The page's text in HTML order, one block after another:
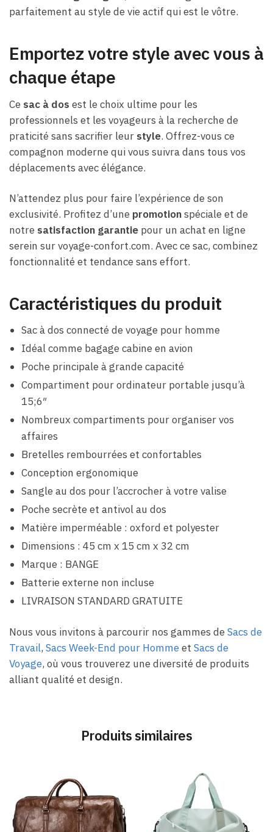
parfaitement au style de vie actif qui est le vôtre.
Emportez votre style avec vous à
chaque étape
Ce sac à dos est le choix ultime pour les
professionnels et les voyageurs à la recherche de
praticité sans sacrifier leur style. Offrez-vous ce
compagnon moderne qui vous suivra dans tous vos
déplacements avec élégance.
N’attendez plus pour faire l’expérience de son
exclusivité. Profitez d’une promotionspéciale et de
notre satisfaction garantie pour un achat en ligne
serein sur voyage-confort.com. Avec ce sac, combinez
fonctionnalité et tendance sans effort.
Caractéristiques du produit
Sac à dos connecté de voyage pour homme
Idéal comme bagage cabine en avion
Poche principale à grande capacité
Compartiment pour ordinateur portable jusqu’à
15;6″
Nombreux compartiments pour organiser vos
affaires
Bretelles rembourrées et confortables
Conception ergonomique
Sangle au dos pour l’accrocher à votre valise
Poche secrète et antivol au dos
Matière imperméable : oxford et polyester
Dimensions : 45 cm x 15 cm x 32 cm
Marque : BANGE
Batterie externe non incluse
LIVRAISON STANDARD GRATUITE
Nous vous invitons à parcourir nos gammes deSacs de
Travail, Sacs Week-End pour Hommeet Sacs de
Voyage, où vous trouverez une diversité de produits
alliant qualité et design.
Produits similaires